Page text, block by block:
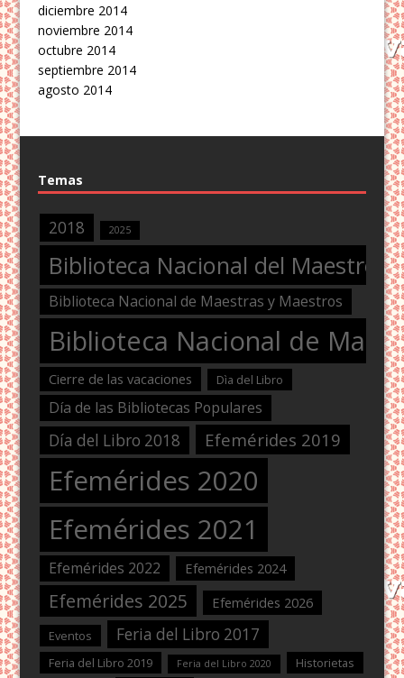
diciembre 2014
noviembre 2014
octubre 2014
septiembre 2014
agosto 2014
Temas
2018 2025
Biblioteca Nacional del Maestro
Biblioteca Nacional de Maestras y Maestros
Biblioteca Nacional de
Cierre de las vacaciones Dìa del Libro
Día de las Bibliotecas Populares
Día del Libro 2018 Efemérides 2019
Efemérides 2020
Efemérides 2021
Efemérides 2022 Efemérides 2024
Efemérides 2025 Efemérides 2026
Eventos Feria del Libro 2017
Feria del Libro 2019 Feria del Libro 2020
Historietas